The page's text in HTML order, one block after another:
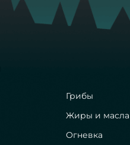
Грибы
Жиры и масла
Огневка